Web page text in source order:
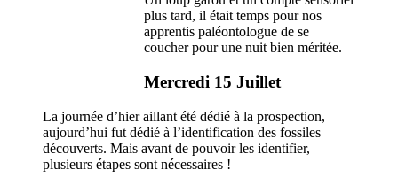
plus tard, il était temps pour nos
apprentis paléontologue de se
coucher pour une nuit bien méritée.
Mercredi 15 Juillet
La journée d’hier aillant été dédié à la prospection,
aujourd’hui fut dédié à l’identification des fossiles
découverts. Mais avant de pouvoir les identifier,
plusieurs étapes sont nécessaires !